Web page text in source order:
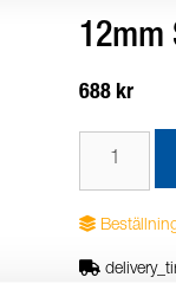
12mm
688 kr